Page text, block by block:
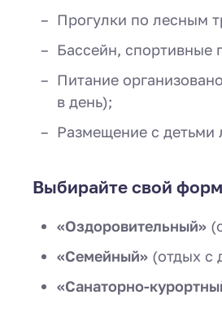
Прогулки по лесным
Бассейн, спортивные
Питание
в день);
Размещение с детьми
Выбирайте свой
«Оздоровительный»
«Семейный» (отдых с
«Санаторно-